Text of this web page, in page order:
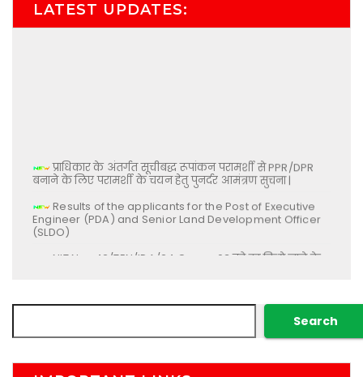
LATEST UPDATES:
प्राधिकार के अंतर्गत सूचीबद्ध रूपांकन परामर्शी से PPR/DPR
बनाने के लिए परामर्शी के चयन हेतु पुनर्दर आमंत्रण सुचना |
Results of the applicants for the Post of Executive
Engineer (PDA) and Senior Land Development Officer
(SLDO)
NIT No- 42/TEN/IDA/24 Group-03 को रद्द किये जाने के
नियुक्ति के सम्बन्ध में |
List of Shortlisted & Not Shortlisted Candidates for
the post of Executive Engineer (PDA) against
Search